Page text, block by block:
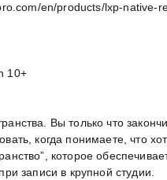
en/products/lxp-native-
10+
Вы только что
когда понимаете, что
которое
записи в крупной студии.